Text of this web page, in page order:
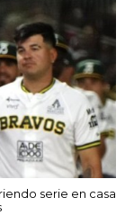
serie en casa